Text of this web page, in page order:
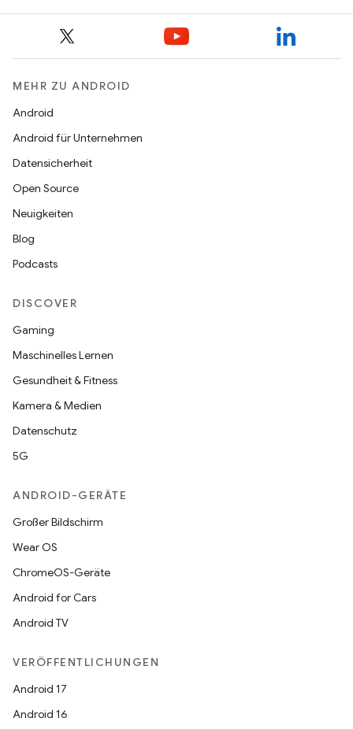
MEHR ZU ANDROID
Android
Android für Unternehmen
Datensicherheit
Open Source
Neuigkeiten
Blog
Podcasts
DISCOVER
Gaming
Maschinelles Lernen
Gesundheit & Fitness
Kamera & Medien
Datenschutz
5G
ANDROID-GERÄTE
Großer Bildschirm
Wear OS
ChromeOS-Geräte
Android for Cars
Android TV
VERÖFFENTLICHUNGEN
Android 17
Android 16